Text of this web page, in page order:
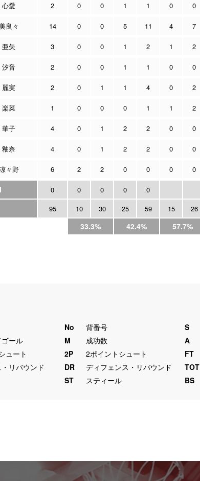
心愛 2 0 0 1 1 0 0
良々 14 0 0 5 11 4 7
矢 3 0 0 1 2 1 2
汐音 2 0 0 1 1 0 0
麗実 2 0 1 1 4 0 2
楽菜 1 0 0 0 1 1 2
華子 4 0 1 2 2 0 0
釉奈 4 0 1 2 2 0 0
々野 6 2 2 0 0 0 0
0 0 0 0 0
95 10 30 25 59 15 26
33.3% 42.4% 57.7%
No 背番号 S
ール M 成功数 A
ュート 2P 2ポイントシュート FT
リバウンド DR ディフェンス・リバウンド TOT
ST スティール BS